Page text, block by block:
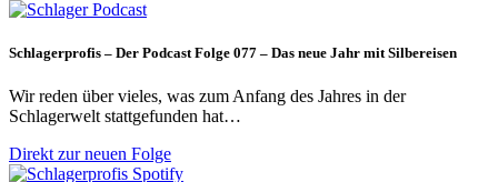
Schlagerprofis – Der Podcast Folge 077 – Das neue Jahr mit Silbereisen
Wir reden über vieles, was zum Anfang des Jahres in der
Schlagerwelt stattgefunden hat…
Direkt zur neuen Folge